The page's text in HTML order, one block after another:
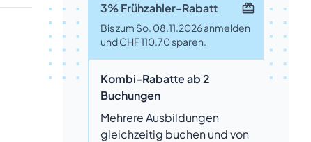
3% Frühzahler-Rabatt
Bis zum So. 08.11.2026 anmelden
und CHF 110.70 sparen.
Kombi-Rabatte ab 2
Buchungen
Mehrere Ausbildungen
gleichzeitig buchen und von